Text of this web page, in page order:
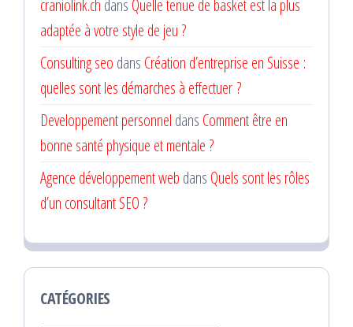
craniolink.ch dans Quelle tenue de basket est la plus
adaptée à votre style de jeu ?
Consulting seo dans Création d’entreprise en Suisse :
quelles sont les démarches à effectuer ?
Developpement personnel dans Comment être en
bonne santé physique et mentale ?
Agence développement web dans Quels sont les rôles
d’un consultant SEO ?
CATÉGORIES